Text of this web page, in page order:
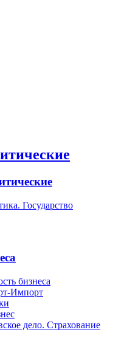
Государство
бизнеса
Импорт
дело. Страхование